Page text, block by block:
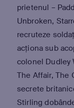
prietenul –
Unbroken,
recruteze
acționa sub
colonel Dudley
The Affair, The
secrete
Stirling